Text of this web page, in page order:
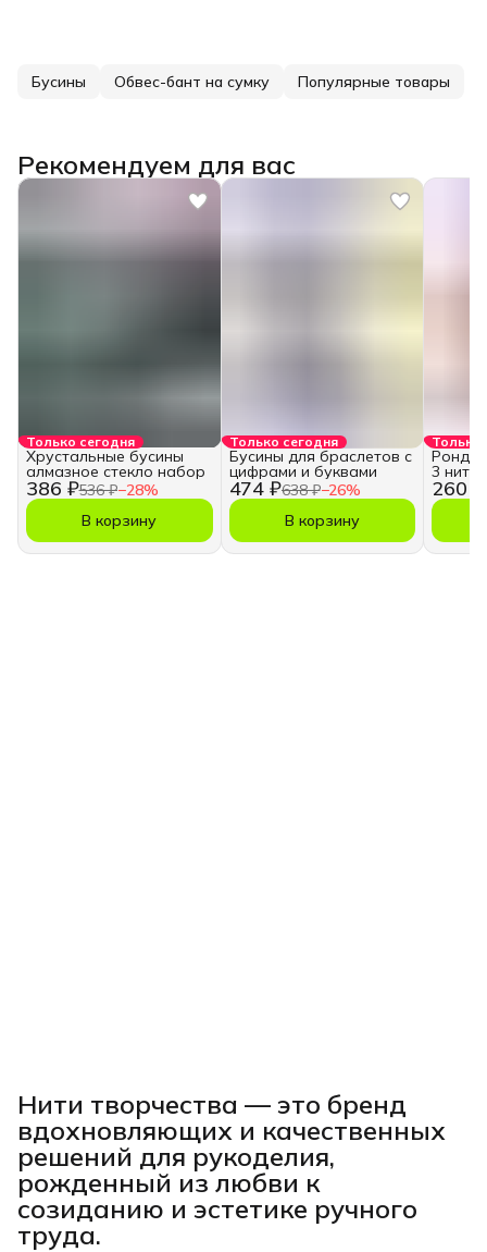
Бусины Обвес-бант на сумку Популярные товары
Рекомендуем для вас
Только сегодня
386 ₽536 ₽−28%
Хрустальные бусины
алмазное стекло набор
В корзину
Только сегодня
474 ₽638 ₽−26%
Бусины для браслетов с
цифрами и буквами
В корзину
Только
260 ₽
3 нити
Нити творчества — это бренд
вдохновляющих и качественных
решений для рукоделия,
рожденный из любви к
созиданию и эстетике ручного
труда.